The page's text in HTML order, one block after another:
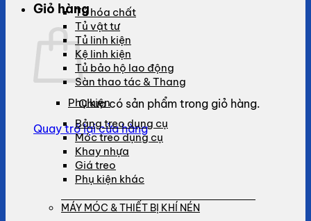
Giỏ hàng
Chưa có sản phẩm trong giỏ hàng.
Quay trở lại cửa hàng
Tủ hóa chất
Tủ vật tư
Tủ linh kiện
Kệ linh kiện
Tủ bảo hộ lao động
Sàn thao tác & Thang
Phụ kiện
Bảng treo dụng cụ
Móc treo dụng cụ
Khay nhựa
Giá treo
Phụ kiện khác
MÁY MÓC & THIẾT BỊ KHÍ NÉN